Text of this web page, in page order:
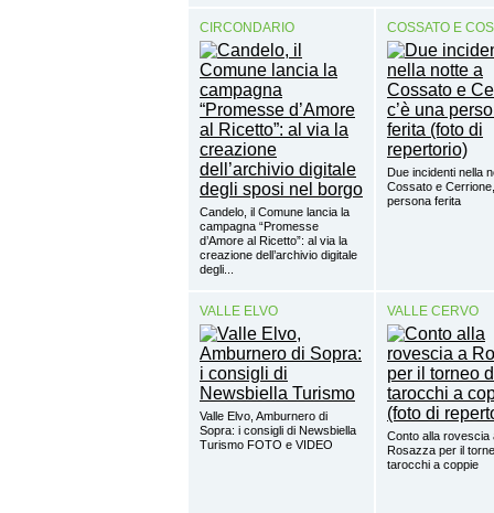
CIRCONDARIO
Candelo, il Comune lancia la
campagna “Promesse
d’Amore al Ricetto”: al via la
creazione dell’archivio digitale
degli...
COSSATO E
Due incidenti nella
Cossato e
persona ferita
VALLE ELVO
Valle Elvo, Amburnero di
Sopra: i consigli di Newsbiella
Turismo FOTO e VIDEO
VALLE CERVO
Conto alla rovescia
Rosazza per il
tarocchi a coppie